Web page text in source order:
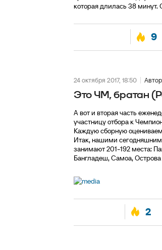
которая длилась 38 минут.
9
24 октября 2017, 18:50 Автор
Это ЧМ, братан
А вот и вторая часть
участницу отбора к
Каждую сборную
Итак, нашими
занимают 201-192 места:
Бангладеш, Самоа,
2